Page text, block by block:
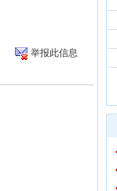
举报此信息